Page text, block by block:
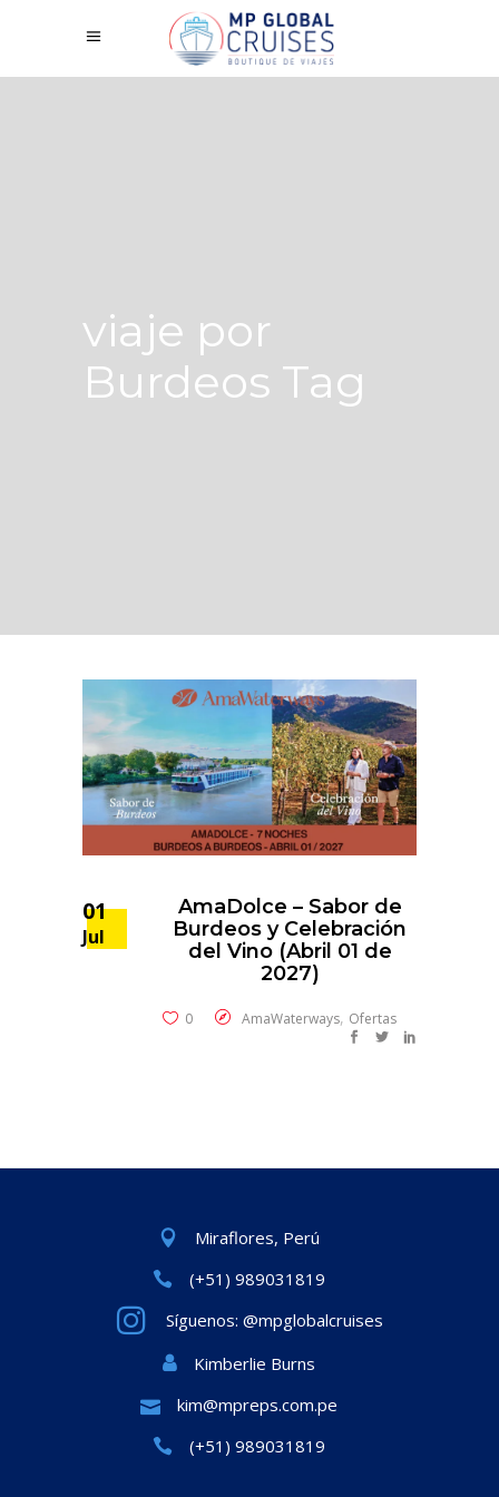
viaje por
Burdeos Tag
01
Jul
AmaDolce – Sabor de
Burdeos y Celebración
del Vino (Abril 01 de
2027)
0 AmaWaterways, Ofertas
Miraflores, Perú
(+51) 989031819
Síguenos: @mpglobalcruises
Kimberlie Burns
kim@mpreps.com.pe
(+51) 989031819